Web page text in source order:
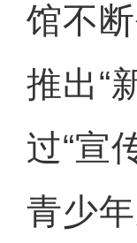
馆不
推出“
过“宣
青少